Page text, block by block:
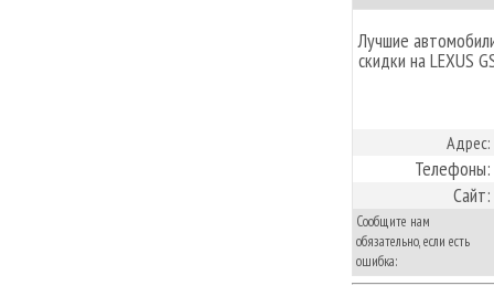
Лучшие
скидки на LEXUS
Адрес:
Телефоны:
Сайт:
Сообщите нам
обязательно, если есть
ошибка: